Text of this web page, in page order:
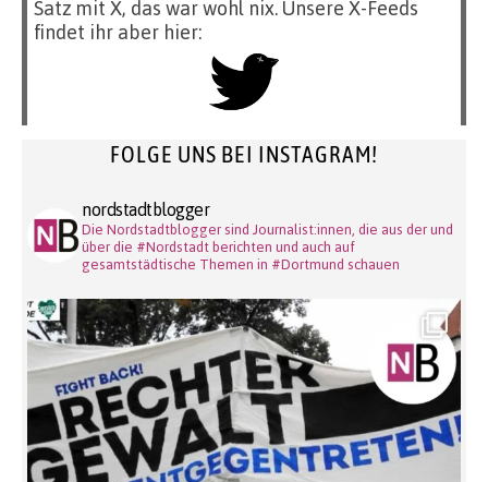
Satz mit X, das war wohl nix. Unsere X-Feeds
findet ihr aber hier:
FOLGE UNS BEI INSTAGRAM!
nordstadtblogger
Die Nordstadtblogger sind Journalist:innen, die aus der und
über die #Nordstadt berichten und auch auf
gesamtstädtische Themen in #Dortmund schauen